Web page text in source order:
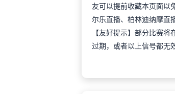
友可以提前收藏本页面以
尔乐直播、柏林迪纳摩直
【友好提示】部分比赛
过期，或者以上信号都无